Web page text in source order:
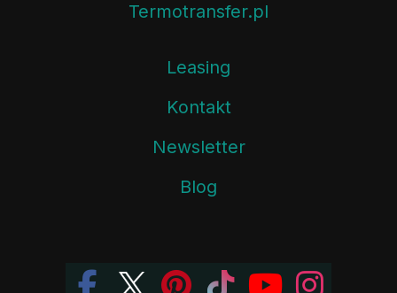
Termotransfer.pl
Leasing
Kontakt
Newsletter
Blog